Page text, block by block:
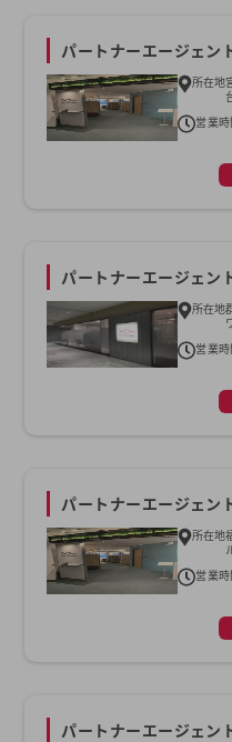
パートナーエージェン
所在地
営業時
パートナーエージェン
所在地
営業時
パートナーエージェン
所在地
営業時
パートナーエージェン